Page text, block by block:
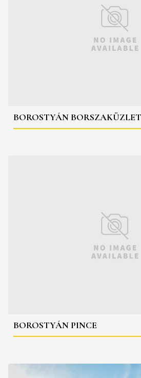
BOROSTYÁN
BOROSTYÁN PINCE